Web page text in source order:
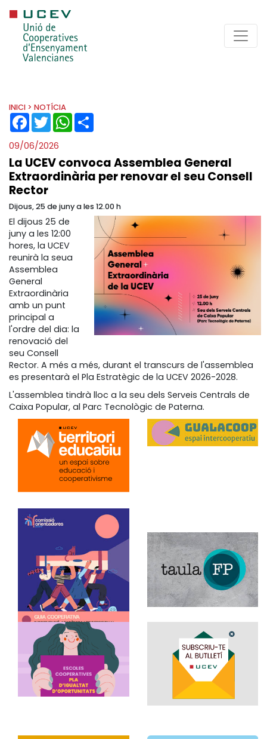
INICI > NOTÍCIA
FACEBOOK
TWITTERWHATSAPP
09/06/2026
La UCEV convoca Assemblea General
Extraordinària per renovar el seu Consell
Rector
Dijous, 25 de juny a les 12.00 h
El dijous 25 de
juny a les 12:00
hores, la UCEV
reunirà la seua
Assemblea
General
Extraordinària
amb un punt
principal a
l'ordre del dia: la
renovació del
seu Consell
Rector. A més a més, durant el transcurs de l'assemblea
es presentarà el Pla Estratègic de la UCEV 2026-2028.
L'assemblea tindrà lloc a la seu dels Serveis Centrals de
Caixa Popular, al Parc Tecnològic de Paterna.